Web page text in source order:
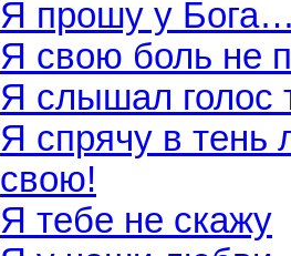
Я прошу у
Я свою боль не
Я слышал голос
Я спрячу в тень
свою!
Я тебе не скажу